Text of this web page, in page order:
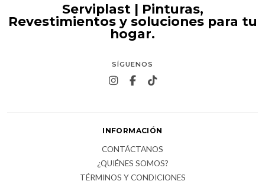
Serviplast | Pinturas,
Revestimientos y soluciones para tu
hogar.
SÍGUENOS
INFORMACIÓN
CONTÁCTANOS
¿QUIÉNES SOMOS?
TÉRMINOS Y CONDICIONES